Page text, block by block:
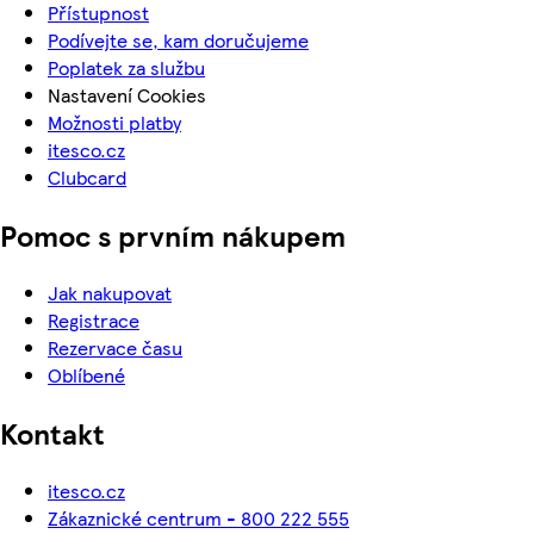
Přístupnost
Podívejte se, kam doručujeme
Poplatek za službu
Nastavení Cookies
Možnosti platby
itesco.cz
Clubcard
Pomoc s prvním nákupem
Jak nakupovat
Registrace
Rezervace času
Oblíbené
Kontakt
itesco.cz
Zákaznické centrum - 800 222 555